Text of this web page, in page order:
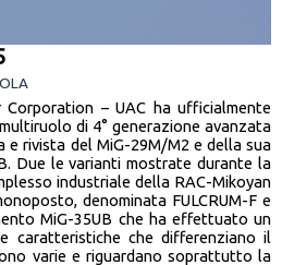
– UAC ha ufficialmente
di 4° generazione avanzata
e rivista del MiG-29M/M2 e della sua
Due le varianti mostrate durante la
industriale della RAC-Mikoyan
denominata FULCRUM-F e
MiG-35UB che ha effettuato un
caratteristiche che differenziano il
varie e riguardano soprattutto la